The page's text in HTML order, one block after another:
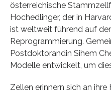
österreichische
Hochedlinger, der in
ist weltweit führend auf
Reprogrammierung.
Postdoktorandin Sihem
Modelle entwickelt, um
Zellen erinnern sich an ihre